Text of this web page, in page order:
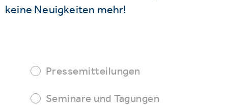
keine Neuigkeiten mehr!
Pressemitteilungen
Seminare und Tagungen